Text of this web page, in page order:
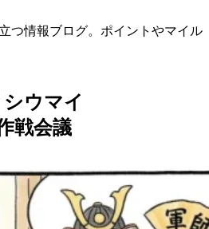
つ情報ブログ。ポイントやマイル
ウマイ
戦会議